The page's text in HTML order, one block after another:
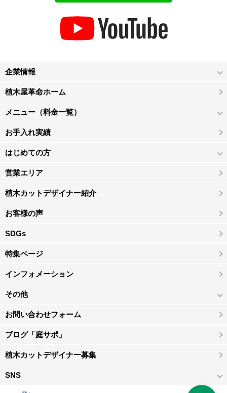
企業情報
植木屋革命ホーム
メニュー（料金一覧）
お手入れ実績
はじめての方
営業エリア
植木カットデザイナー紹介
お客様の声
SDGs
特集ページ
インフォメーション
その他
お問い合わせフォーム
ブログ「庭サポ」
植木カットデザイナー募集
SNS